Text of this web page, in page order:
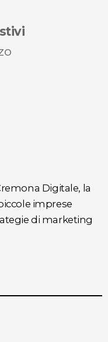
Digitale, la
imprese
di marketing